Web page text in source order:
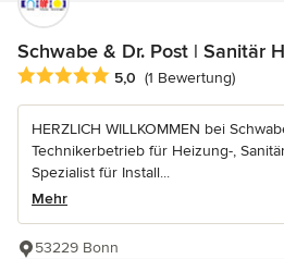
Schwabe & Dr. Post | Sanitär
Durchschnittliche Bewertung: 5
5,0 (1 Bewertung)
HERZLICH WILLKOMMEN bei
Technikerbetrieb für Heizung-,
Spezialist für Install...
Mehr
53229 Bonn